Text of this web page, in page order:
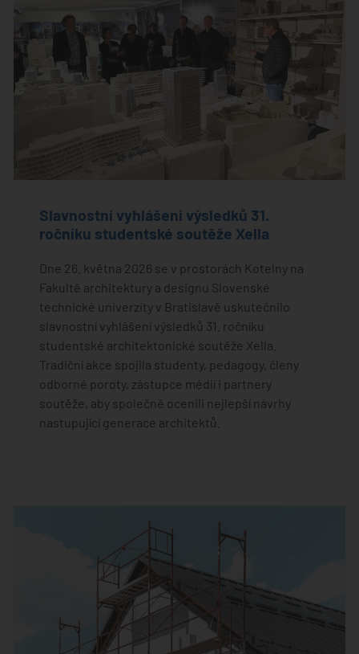
Slavnostní vyhlášení výsledků 31.
ročníku studentské soutěže Xella
Dne 26. května 2026 se v prostorách Kotelny na
Fakultě architektury a designu Slovenské
technické univerzity v Bratislavě uskutečnilo
slavnostní vyhlášení výsledků 31. ročníku
studentské architektonické soutěže Xella.
Tradiční akce spojila studenty, pedagogy, členy
odborné poroty, zástupce médií i partnery
soutěže, aby společně ocenili nejlepší návrhy
nastupující generace architektů.